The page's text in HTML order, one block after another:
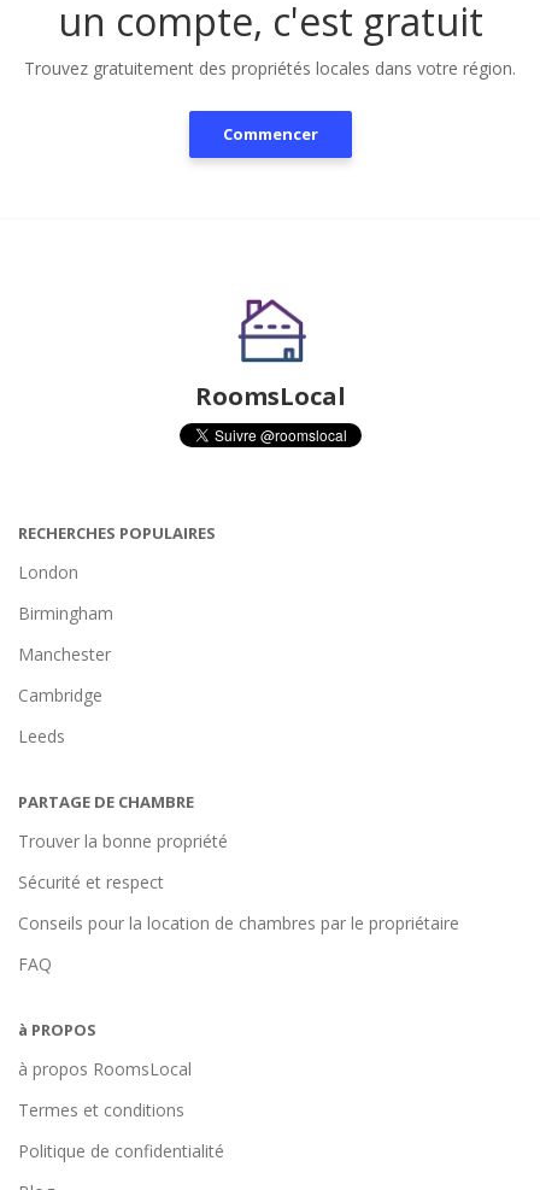
un compte, c'est gratuit
Trouvez gratuitement des propriétés locales dans votre région.
Commencer
RoomsLocal
RECHERCHES POPULAIRES
London
Birmingham
Manchester
Cambridge
Leeds
PARTAGE DE CHAMBRE
Trouver la bonne propriété
Sécurité et respect
Conseils pour la location de chambres par le propriétaire
FAQ
à PROPOS
à propos RoomsLocal
Termes et conditions
Politique de confidentialité